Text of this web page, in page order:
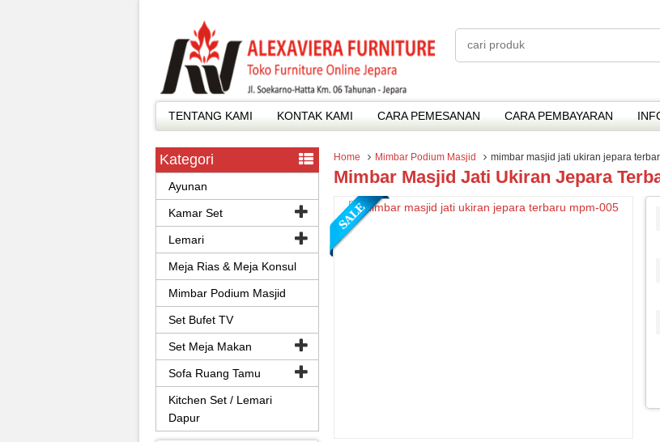
TENTANG KAMI KONTAK KAMI CARA PEMESANAN CARA PEMBAYARAN
Home Mimbar Podium Masjid mimbar masjid jati ukiran jepara
Mimbar Masjid Jati Ukiran Jepara
Kategori
Ayunan
Kamar Set
Lemari
Meja Rias & Meja Konsul
Mimbar Podium Masjid
Set Bufet TV
Set Meja Makan
Sofa Ruang Tamu
Kitchen Set / Lemari
Dapur